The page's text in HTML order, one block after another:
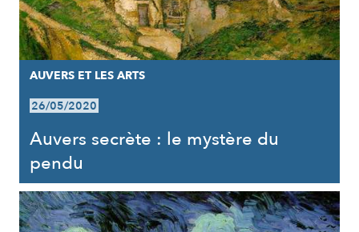
AUVERS ET LES ARTS
26/05/2020
Auvers secrète : le mystère du
pendu